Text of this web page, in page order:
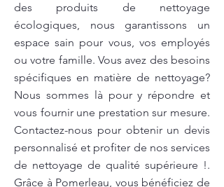
des produits de nettoyage
écologiques, nous garantissons un
espace sain pour vous, vos employés
ou votre famille. Vous avez des besoins
spécifiques en matière de nettoyage?
Nous sommes là pour y répondre et
vous fournir une prestation sur mesure.
Contactez-nous pour obtenir un devis
personnalisé et profiter de nos services
de nettoyage de qualité supérieure !.
Grâce à Pomerleau, vous bénéficiez de